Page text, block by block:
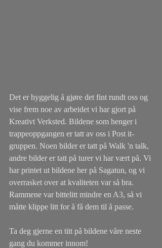
Det er hyggelig å gjøre det fint rundt oss og
vise frem noe av arbeidet vi har gjort på
Kreativt Verksted. Bildene som henger i
trappeoppgangen er tatt av oss i Post it-
gruppen. Noen bilder er tatt på Walk 'n talk,
andre bilder er tatt på turer vi har vært på. Vi
har printet ut bildene her på Sagatun, og vi
overrasket over at kvaliteten var så bra.
Rammene var bittelitt mindre en A3, så vi
måtte klippe litt for å få dem til å passe.
Ta deg gjerne en titt på bildene våre neste
gang du kommer innom!